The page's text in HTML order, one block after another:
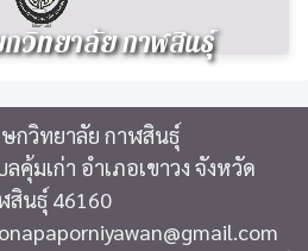
วิทยาลัย กาฬสินธุ์
กวิทยาลัย กาฬสินธุ์
คุ้มเก่า อำเภอเขาวง จังหวัด
สินธุ์ 46160